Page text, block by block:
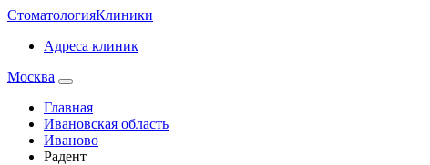
СтоматологияКлиники
Адреса клиник
Москва
Главная
Ивановская область
Иваново
Радент